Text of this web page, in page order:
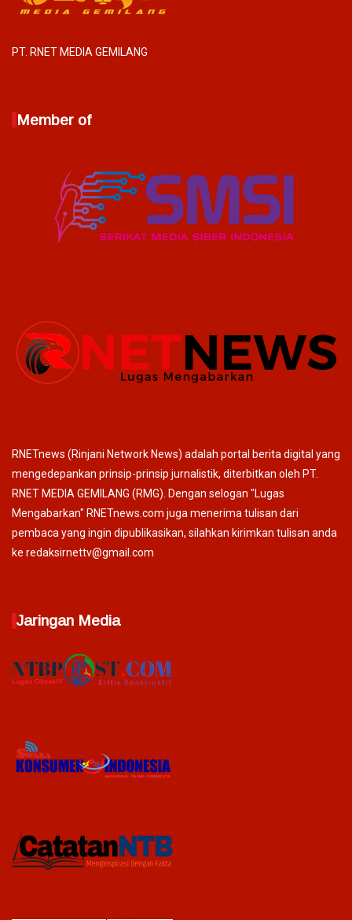
PT. RNET MEDIA GEMILANG
Member of
RNETnews (Rinjani Network News) adalah portal berita digital yang
mengedepankan prinsip-prinsip jurnalistik, diterbitkan oleh PT.
RNET MEDIA GEMILANG (RMG). Dengan selogan "Lugas
Mengabarkan" RNETnews.com juga menerima tulisan dari
pembaca yang ingin dipublikasikan, silahkan kirimkan tulisan anda
ke redaksirnettv@gmail.com
Jaringan Media